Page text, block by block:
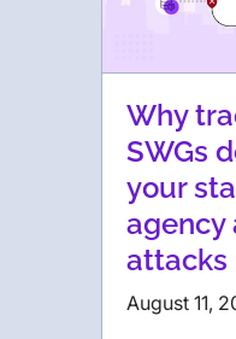
Why
SWGs
your
agency
attacks
August 11,